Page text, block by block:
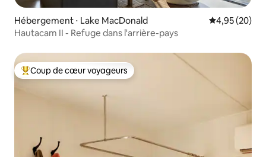
Hébergement ⋅ Lake MacDonald Évaluation
4,95 (20)
Hautacam II - Refuge dans l'arrière-pays
Coups de cœur voyageurs les plus appréciés
Coup de cœur voyageurs